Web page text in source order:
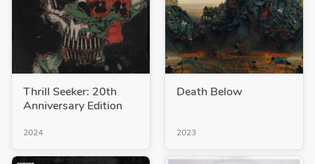
Thrill Seeker: 20th
Anniversary Edition
2024
Death Below
2023